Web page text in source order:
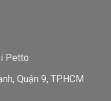
Petto
Quận 9, TP.HCM